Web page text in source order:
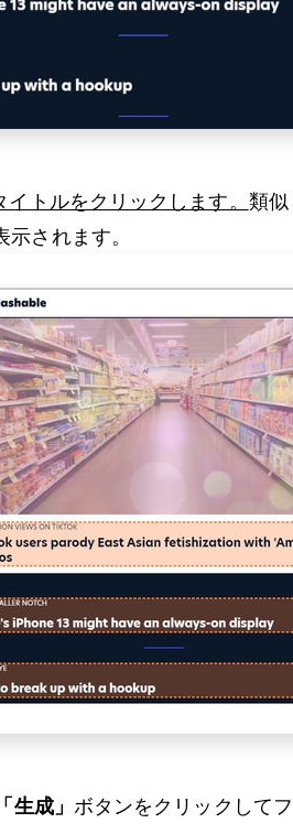
イトルをクリックします。 類似
示されます。
「生成」 ボタンをクリックして